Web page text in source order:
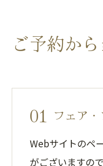
ご予約か
01 フェア
Webサイトのペ
がございますの